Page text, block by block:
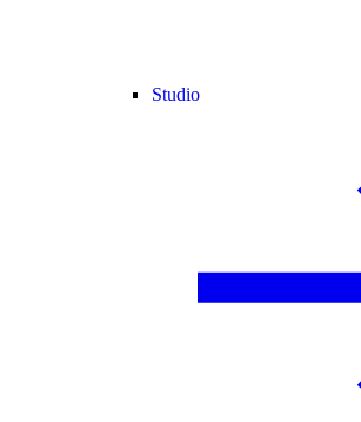
Studio